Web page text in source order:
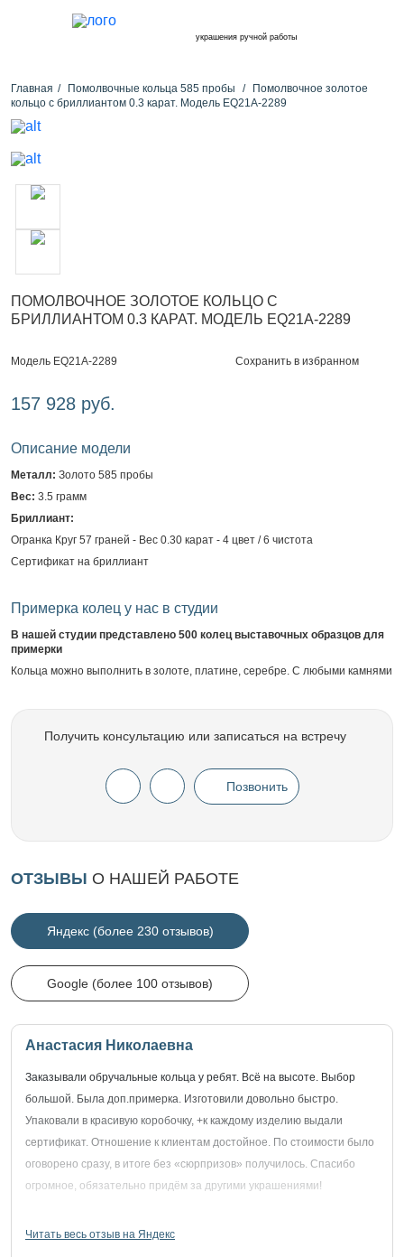
украшения ручной работы
Главная Помолвочные кольца 585 пробы
Помолвочное золотое
кольцо с бриллиантом 0.3 карат. Модель EQ21A-2289
ПОМОЛВОЧНОЕ ЗОЛОТОЕ КОЛЬЦО С
БРИЛЛИАНТОМ 0.3 КАРАТ. МОДЕЛЬ EQ21A-2289
Модель EQ21A-2289 Сохранить в избранном
157 928 руб.
Описание модели
Металл: Золото 585 пробы
Вес: 3.5 грамм
Бриллиант:
Огранка Круг 57 граней - Вес 0.30 карат - 4 цвет / 6 чистота
Сертификат на бриллиант
Примерка колец у нас в студии
В нашей студии представлено 500 колец выставочных образцов для
примерки
Кольца можно выполнить в золоте, платине, серебре. С любыми камнями
Получить консультацию или записаться на встречу
Позвонить
ОТЗЫВЫ О НАШЕЙ РАБОТЕ
Яндекс (более 230 отзывов)
Google (более 100 отзывов)
Анастасия Николаевна
Заказывали обручальные кольца у ребят. Всё на высоте. Выбор
большой. Была доп.примерка. Изготовили довольно быстро.
Упаковали в красивую коробочку, +к каждому изделию выдали
сертификат. Отношение к клиентам достойное. По стоимости было
оговорено сразу, в итоге без «сюрпризов» получилось. Спасибо
огромное, обязательно придём за другими украшениями!
Читать весь отзыв на Яндекс